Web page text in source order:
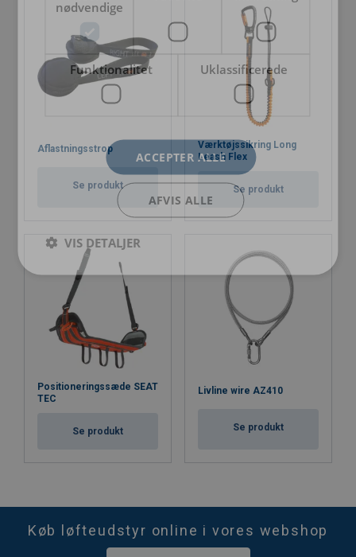
Aflastningsstrop
Se produkt
Værktøjssikring Long
Leash Flex
Se produkt
Positioneringssæde SEAT
TEC
Se produkt
Livline wire AZ410
Se produkt
Køb løfteudstyr online i vores webshop
nødvendige
Funktionalitet Uklassificerede
ACCEPTER ALLE
AFVIS ALLE
VIS DETALJER